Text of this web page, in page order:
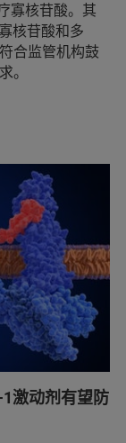
寡核苷酸。其
核苷酸和多
合监管机构鼓
。
激动剂有望防